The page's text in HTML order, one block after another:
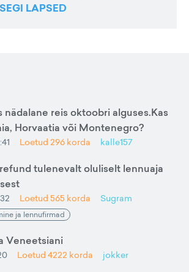
LAPSED
nädalane reis oktoobri alguses.Kas
Horvaatia või Montenegro?
Loetud 296 korda kalle157
tulenevalt oluliselt lennuaja
Loetud 565 korda Sugram
ja lennufirmad
Veneetsiani
Loetud 4222 korda jokker